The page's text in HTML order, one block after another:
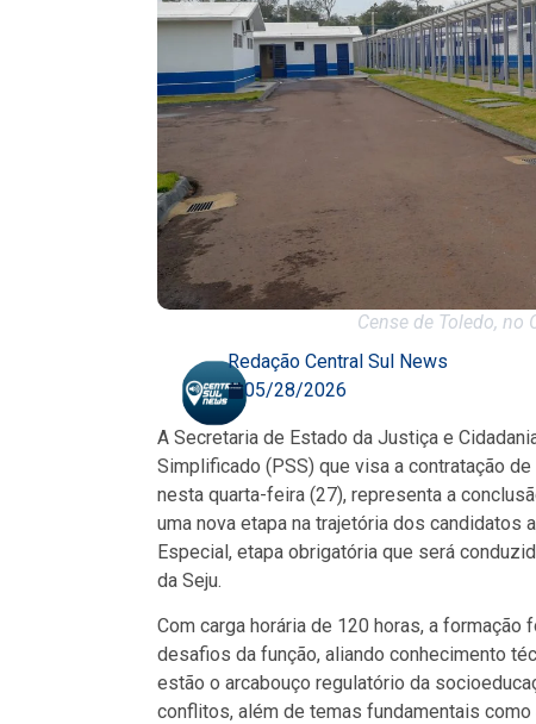
Cense de Toledo, no
Redação Central Sul News
05/28/2026
A Secretaria de Estado da Justiça e
Simplificado (PSS) que visa a contratação
nesta quarta-feira (27), representa a
uma nova etapa na trajetória dos candidatos
Especial, etapa obrigatória que será
da Seju.
Com carga horária de 120 horas, a
desafios da função, aliando conhecimento
estão o arcabouço regulatório da
conflitos, além de temas fundamentais como